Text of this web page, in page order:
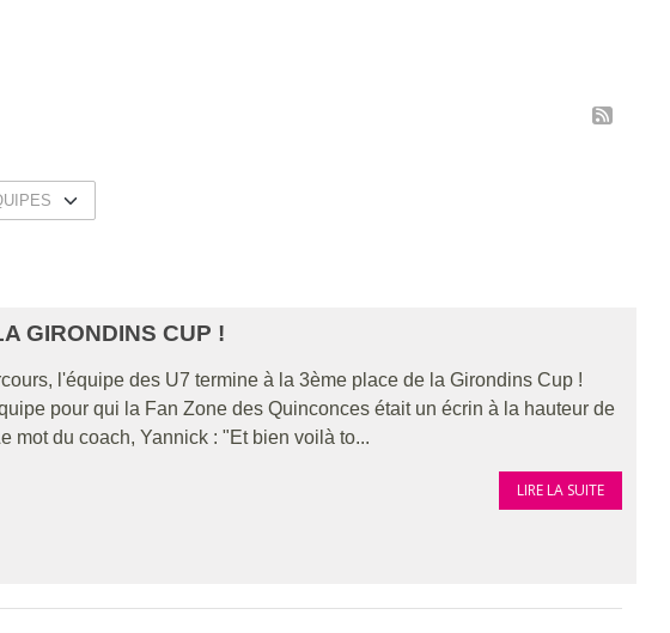
GIRONDINS CUP !
l'équipe des U7 termine à la 3ème place de la Girondins Cup !
pour qui la Fan Zone des Quinconces était un écrin à la hauteur de
mot du coach, Yannick : "Et bien voilà to...
LIRE LA SUITE